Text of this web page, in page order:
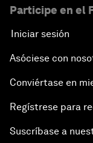
Participe en el
Iniciar sesión
Asóciese con
Conviértase en
Regístrese para
Suscríbase a